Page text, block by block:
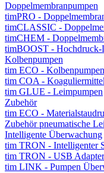
Doppelmembranpumpen
timPRO -
timCLASSIC -
timCHEM -
timBOOST - Hochdruck-
Kolbenpumpen
tim ECO -
tim COA -
tim GLUE - Leimpumpen
Zubehör
tim ECO -
Zubehör pneumatische
Intelligente Überwachung
tim TRON - Intelligenter
tim TRON - USB Adapter
tim LINK - Pumpen